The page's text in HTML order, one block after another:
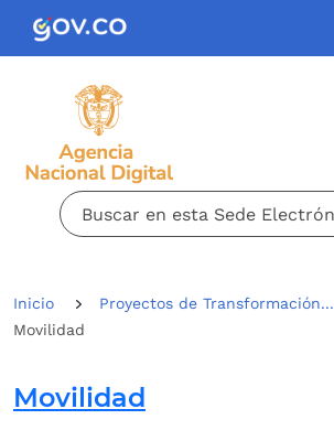
Pasar al contenido principal
Inicio
Proyectos de Transformación...
Movilidad
Movilidad